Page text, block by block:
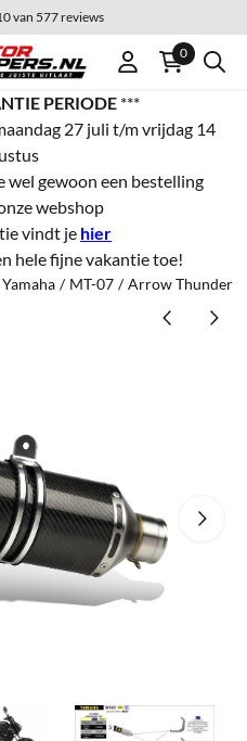
gesloten.
van 577reviews
0
PERIODE***
27 juli t/m vrijdag 14
wel gewoon een bestelling
webshop
vindt je hier
hele fijne vakantie toe!
Yamaha / MT-07 / Arrow Thunder